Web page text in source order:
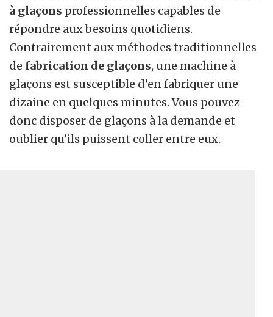
à glaçons professionnelles capables de
répondre aux besoins quotidiens.
Contrairement aux méthodes traditionnelles
de fabrication de glaçons, une machine à
glaçons est susceptible d’en fabriquer une
dizaine en quelques minutes. Vous pouvez
donc disposer de glaçons à la demande et
oublier qu’ils puissent coller entre eux.